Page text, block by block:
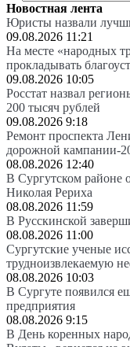
Новостная лента
Юристы назвали
09.08.2026 11:21
На месте «народных
прокладывать
09.08.2026 10:05
Росстат назвал
200 тысяч рублей
09.08.2026 9:18
Ремонт проспекта
дорожной кампании-
08.08.2026 12:40
В Сургутском районе
Николая Рериха
08.08.2026 11:59
В Русскинской
08.08.2026 11:00
Сургутские ученые
трудноизвлекаемую
08.08.2026 10:03
В Сургуте появился
предприятия
08.08.2026 9:15
В День коренных